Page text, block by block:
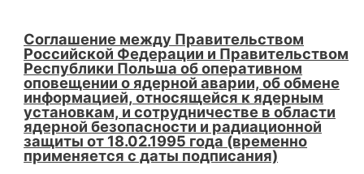
Соглашение между Правительством
Российской Федерации и Правительством
Республики Польша об оперативном
оповещении о ядерной аварии, об обмене
информацией, относящейся к ядерным
установкам, и сотрудничестве в области
ядерной безопасности и радиационной
защиты от 18.02.1995 года (временно
применяется с даты подписания)